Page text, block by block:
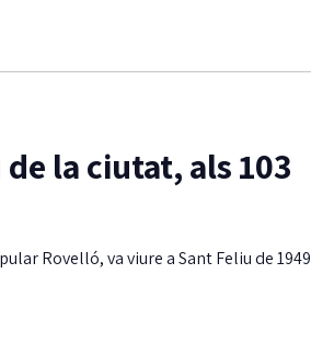
la ciutat, als 103
Rovelló, va viure a Sant Feliu de 1949